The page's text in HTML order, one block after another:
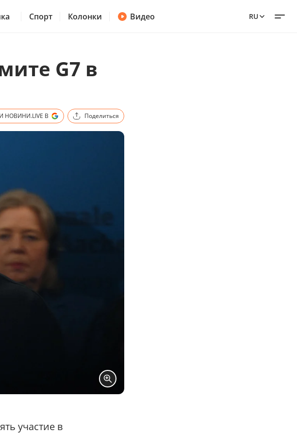
Спорт Колонки Видео RU
G7 в
НОВИНИ.LIVE В Поделиться
участие в